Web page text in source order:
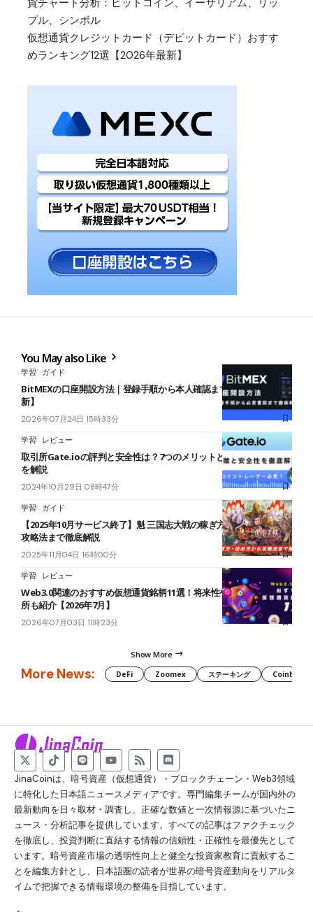
プル、シンボル
仮想通貨クレジットカード（デビットカード）おすす
めランキング12選【2026年最新】
You May also Like
学習 ガイド
BitMEXの口座開設方法｜登録手順から本人確認まで解説【2026年最
新】
2026年07月24日 15時33分
学習 レビュー
取引所Gate.ioの評判と安全性は？7つのメリットと2つのデメリット
を解説
2024年10月29日 08時47分
学習 ガイド
【2025年10月サービス終了】魁 三国志大戦の稼ぎ方は？始め方から
攻略法まで徹底解説
2025年11月04日 16時00分
学習 レビュー
Web3.0関連のおすすめ仮想通貨銘柄11選！将来性や購入できる取引
所も紹介【2026年7月】
2026年07月03日 11時23分
Show More
More News: DeFi Zoomex ステーキング Coinbase
JinaCoinは、暗号資産（仮想通貨）・ブロックチェーン・Web3領域
に特化した日本語ニュースメディアです。専門編集チームが国内外の
最新動向を日々取材・調査し、正確な数値と一次情報源に基づいたニ
ュース・分析記事を提供しています。すべての記事はファクチェック
を徹底し、投資判断に直結する情報の信頼性・正確性を最優先として
います。暗号資産市場の透明性向上と健全な投資家教育に貢献するこ
とを編集方針とし、日本語圏の読者が世界の暗号資産動向をリアルタ
イムで把握できる情報環境の整備を目指しています。